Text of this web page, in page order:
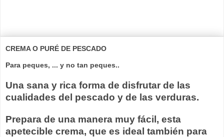
CREMA O PURÉ DE PESCADO
Para peques, ... y no tan peques..
Una sana y rica forma de disfrutar de las
cualidades del pescado y de las verduras.
Prepara de una manera muy fácil, esta
apetecible crema, que es ideal también para